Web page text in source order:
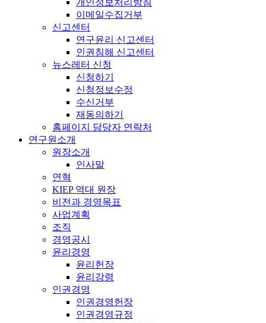
이메일수집거부
신고센터
연구윤리 신고센터
인권침해 신고센터
뉴스레터 신청
신청하기
신청정보수정
수신거부
재동의하기
홈페이지 담당자 연락처
연구원소개
원장소개
인사말
연혁
KIEP 역대 원장
비전과 경영목표
사업계획
조직
경영공시
윤리경영
윤리헌장
윤리강령
인권경영
인권경영헌장
인권경영규정